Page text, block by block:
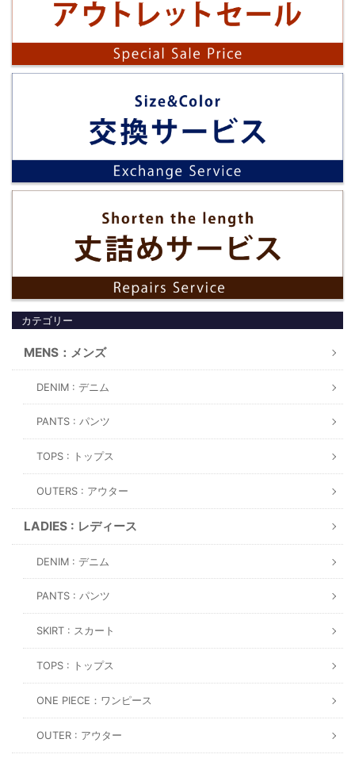
カテゴリー
MENS：メンズ
DENIM : デニム
PANTS : パンツ
TOPS : トップス
OUTERS : アウター
LADIES : レディース
DENIM : デニム
PANTS : パンツ
SKIRT : スカート
TOPS : トップス
ONE PIECE：ワンピース
OUTER : アウター